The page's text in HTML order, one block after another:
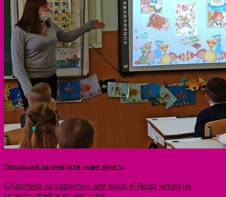
Поспішай прочитати нову книгу!
Бібліотека на карантині, але вихід є! Якщо читачі не